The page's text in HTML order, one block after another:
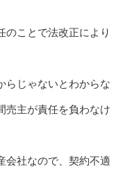
のことで法改正により
らじゃないとわからな
売主が責任を負わなけ
会社なので、契約不適